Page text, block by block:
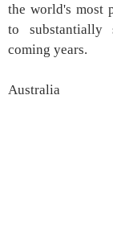
the world's most
to substantially
coming years.
Australia